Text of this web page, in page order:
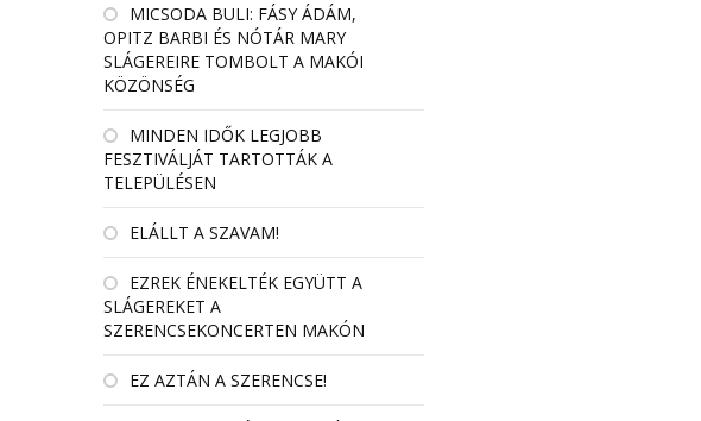
MICSODA BULI: FÁSY ÁDÁM,
OPITZ BARBI ÉS NÓTÁR MARY
SLÁGEREIRE TOMBOLT A MAKÓI
KÖZÖNSÉG
MINDEN IDŐK LEGJOBB
FESZTIVÁLJÁT TARTOTTÁK A
TELEPÜLÉSEN
ELÁLLT A SZAVAM!
EZREK ÉNEKELTÉK EGYÜTT A
SLÁGEREKET A
SZERENCSEKONCERTEN MAKÓN
EZ AZTÁN A SZERENCSE!